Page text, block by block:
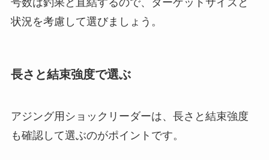
号数は釣果と直結するので、ターゲットサイズと
状況を考慮して選びましょう。
長さと結束強度で選ぶ
アジング用ショックリーダーは、長さと結束強度
も確認して選ぶのがポイントです。